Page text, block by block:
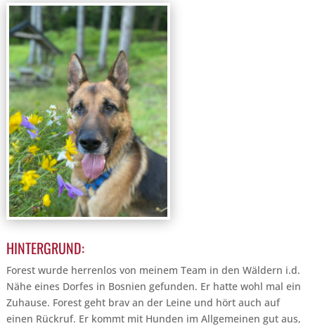
HINTERGRUND:
Forest wurde herrenlos von meinem Team in den Wäldern i.d.
Nähe eines Dorfes in Bosnien gefunden. Er hatte wohl mal ein
Zuhause. Forest geht brav an der Leine und hört auch auf
einen Rückruf. Er kommt mit Hunden im Allgemeinen gut aus,